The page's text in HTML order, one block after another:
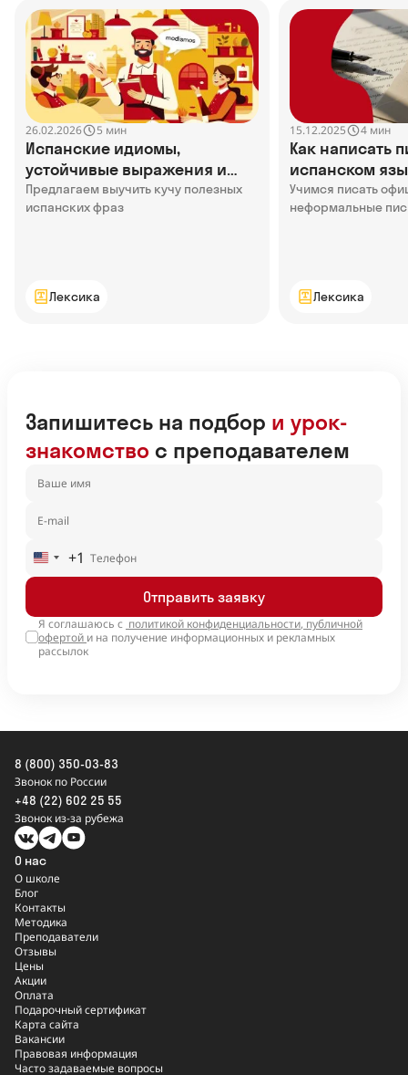
26.02.2026 5 мин
Испанские идиомы,
устойчивые выражения и
фразеологизмы
Предлагаем выучить кучу полезных
испанских фраз
Лексика
15.12.2025 4 мин
Как написать
испанском
Учимся писать
неформальные
Лексика
Запишитесь на подбор и урок-
знакомство с преподавателем
United
States
+1
Отправить заявку
Я соглашаюсь с политикой конфиденциальности, публичной
офертой и на получение информационных и рекламных
рассылок
8 (800) 350-03-83
Звонок по России
+48 (22) 602 25 55
Звонок из-за рубежа
О нас
О школе
Блог
Контакты
Методика
Преподаватели
Отзывы
Цены
Акции
Оплата
Подарочный сертификат
Карта сайта
Вакансии
Правовая информация
Часто задаваемые вопросы